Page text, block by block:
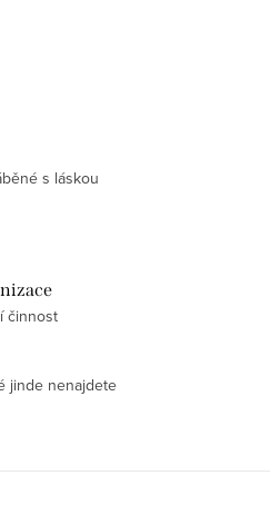
s láskou
činnost
jinde nenajdete